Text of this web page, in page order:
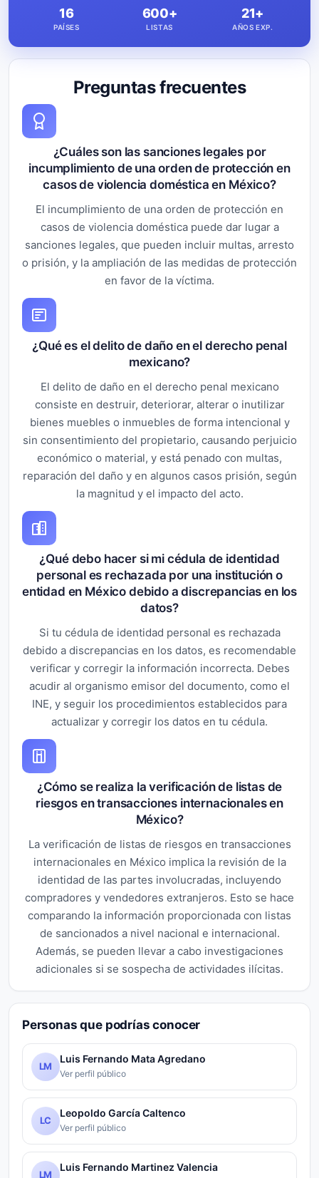
Preguntas frecuentes
¿Cuáles son las sanciones legales por
incumplimiento de una orden de protección en
casos de violencia doméstica en México?
El incumplimiento de una orden de protección en
casos de violencia doméstica puede dar lugar a
sanciones legales, que pueden incluir multas, arresto
o prisión, y la ampliación de las medidas de protección
en favor de la víctima.
¿Qué es el delito de daño en el derecho penal
mexicano?
El delito de daño en el derecho penal mexicano
consiste en destruir, deteriorar, alterar o inutilizar
bienes muebles o inmuebles de forma intencional y
sin consentimiento del propietario, causando perjuicio
económico o material, y está penado con multas,
reparación del daño y en algunos casos prisión, según
la magnitud y el impacto del acto.
¿Qué debo hacer si mi cédula de identidad
personal es rechazada por una institución o
entidad en México debido a discrepancias en los
datos?
Si tu cédula de identidad personal es rechazada
debido a discrepancias en los datos, es recomendable
verificar y corregir la información incorrecta. Debes
acudir al organismo emisor del documento, como el
INE, y seguir los procedimientos establecidos para
actualizar y corregir los datos en tu cédula.
¿Cómo se realiza la verificación de listas de
riesgos en transacciones internacionales en
México?
La verificación de listas de riesgos en transacciones
internacionales en México implica la revisión de la
identidad de las partes involucradas, incluyendo
compradores y vendedores extranjeros. Esto se hace
comparando la información proporcionada con listas
de sancionados a nivel nacional e internacional.
Además, se pueden llevar a cabo investigaciones
adicionales si se sospecha de actividades ilícitas.
Personas que podrías conocer
LM
Luis Fernando Mata Agredano
Ver perfil público
LC
Leopoldo García Caltenco
Ver perfil público
LM
Luis Fernando Martinez Valencia
16
PAÍSES
600+
LISTAS
21+
AÑOS EXP.